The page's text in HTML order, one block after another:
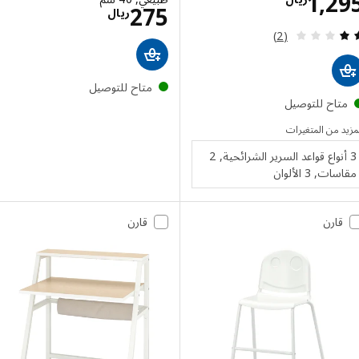
مراجعة: 2 من أصل 5 نجوم. إجمالي المراجعات:
(2)
للتوصيل
من المتغيرات
3 أنواع قواعد السرير الشرائحية, 2
3 الألوان
ريال275 الاسعار ريال 275
متاح للتوصيل
قارن قارن